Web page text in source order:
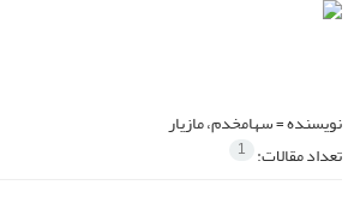
نویسنده =سهامخدم، مازیار
تعداد مقالات: 1